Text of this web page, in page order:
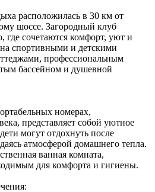
расположилась в 30 км от
шоссе. Загородный клуб
сочетаются комфорт, уют и
спортивными и детскими
профессиональным
бассейном и душевной
номерах,
представляет собой уютное
могут отдохнуть после
атмосферой домашнего тепла.
ванная комната,
для комфорта и гигиены.